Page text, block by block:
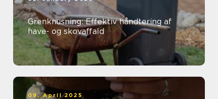
Grenknusning: Effektiv håndtering af
have- og skovaffald
09. April 2025